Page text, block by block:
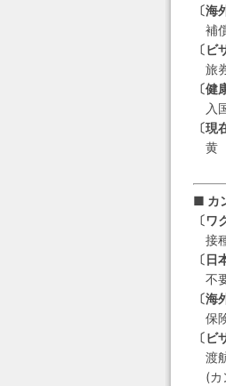
〔海
補
〔ビ
旅
〔
入
〔
黄
■ カ
〔ワ
接
〔
不
〔海
保
〔ビ
渡
(カ